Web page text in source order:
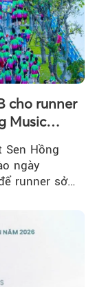
cho runner
Music
Sen Hồng
ngày
runner sở